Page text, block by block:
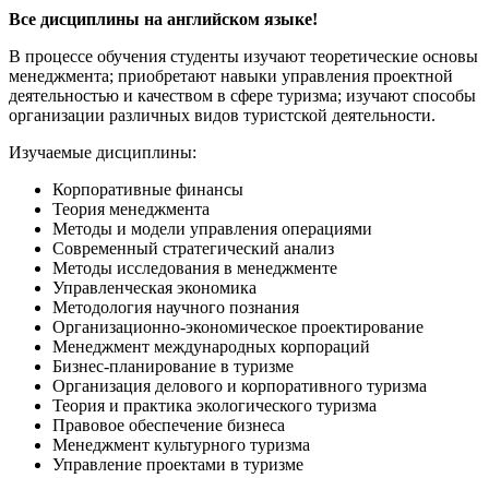
Все дисциплины на английском языке!
В процессе обучения студенты изучают теоретические основы
менеджмента; приобретают навыки управления проектной
деятельностью и качеством в сфере туризма; изучают способы
организации различных видов туристской деятельности.
Изучаемые дисциплины:
Корпоративные финансы
Теория менеджмента
Методы и модели управления операциями
Современный стратегический анализ
Методы исследования в менеджменте
Управленческая экономика
Методология научного познания
Организационно-экономическое проектирование
Менеджмент международных корпораций
Бизнес-планирование в туризме
Организация делового и корпоративного туризма
Теория и практика экологического туризма
Правовое обеспечение бизнеса
Менеджмент культурного туризма
Управление проектами в туризме